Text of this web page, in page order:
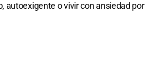
autoexigente o vivir con ansiedad por